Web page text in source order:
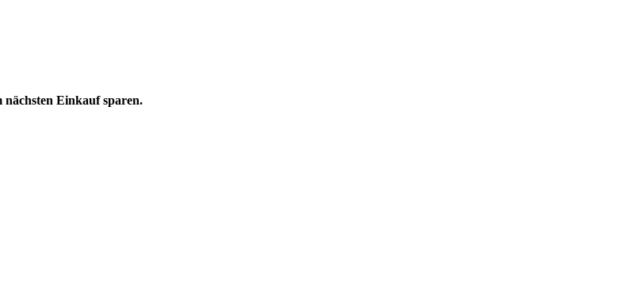
nächsten Einkauf sparen.